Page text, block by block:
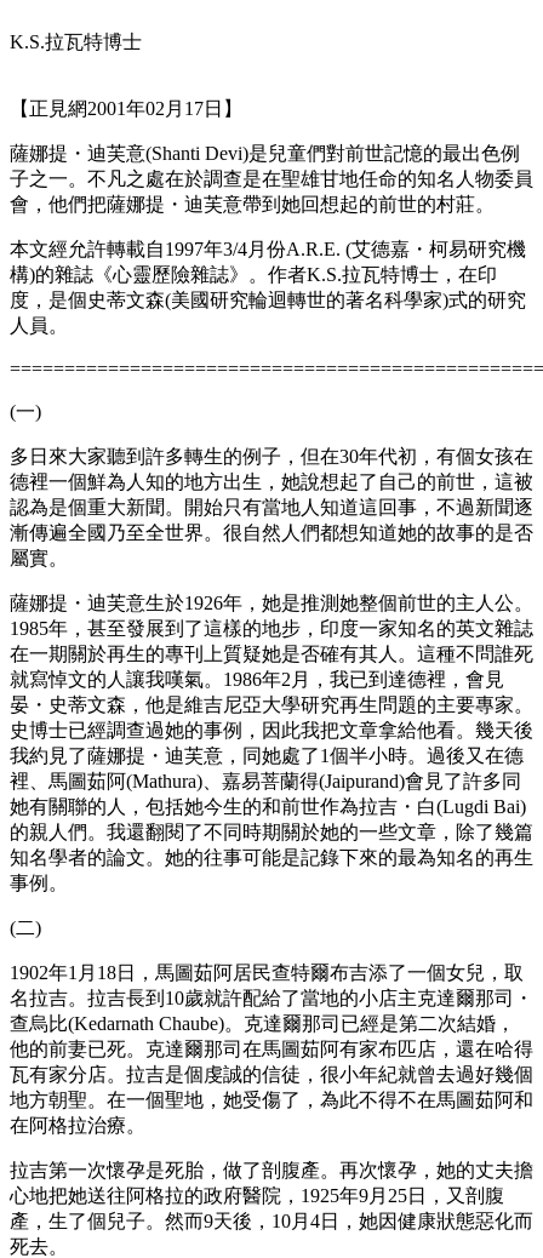
K.S.拉瓦特博士
【正見網2001年02月17日】
薩娜提・迪芙意(Shanti Devi)是兒童們對前世記憶的最出色例
子之一。不凡之處在於調查是在聖雄甘地任命的知名人物委員
會，他們把薩娜提・迪芙意帶到她回想起的前世的村莊。
本文經允許轉載自1997年3/4月份A.R.E. (艾德嘉・柯易研究機
構)的雜誌《心靈歷險雜誌》。作者K.S.拉瓦特博士，在印
度，是個史蒂文森(美國研究輪迴轉世的著名科學家)式的研究
人員。
(一)
多日來大家聽到許多轉生的例子，但在30年代初，有個女孩在
德裡一個鮮為人知的地方出生，她說想起了自己的前世，這被
認為是個重大新聞。開始只有當地人知道這回事，不過新聞逐
漸傳遍全國乃至全世界。很自然人們都想知道她的故事的是否
屬實。
薩娜提・迪芙意生於1926年，她是推測她整個前世的主人公。
1985年，甚至發展到了這樣的地步，印度一家知名的英文雜誌
在一期關於再生的專刊上質疑她是否確有其人。這種不問誰死
就寫悼文的人讓我嘆氣。1986年2月，我已到達德裡，會見
晏・史蒂文森，他是維吉尼亞大學研究再生問題的主要專家。
史博士已經調查過她的事例，因此我把文章拿給他看。幾天後
我約見了薩娜提・迪芙意，同她處了1個半小時。過後又在德
裡、馬圖茹阿(Mathura)、嘉易菩蘭得(Jaipurand)會見了許多同
她有關聯的人，包括她今生的和前世作為拉吉・白(Lugdi Bai)
的親人們。我還翻閱了不同時期關於她的一些文章，除了幾篇
知名學者的論文。她的往事可能是記錄下來的最為知名的再生
事例。
(二)
1902年1月18日，馬圖茹阿居民查特爾布吉添了一個女兒，取
名拉吉。拉吉長到10歲就許配給了當地的小店主克達爾那司・
查烏比(Kedarnath Chaube)。克達爾那司已經是第二次結婚，
他的前妻已死。克達爾那司在馬圖茹阿有家布匹店，還在哈得
瓦有家分店。拉吉是個虔誠的信徒，很小年紀就曾去過好幾個
地方朝聖。在一個聖地，她受傷了，為此不得不在馬圖茹阿和
在阿格拉治療。
拉吉第一次懷孕是死胎，做了剖腹產。再次懷孕，她的丈夫擔
心地把她送往阿格拉的政府醫院，1925年9月25日，又剖腹
產，生了個兒子。然而9天後，10月4日，她因健康狀態惡化而
死去。